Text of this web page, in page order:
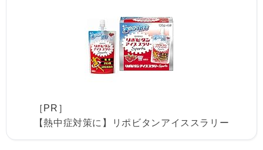
［PR］
【熱中症対策に】リポビタンアイススラリー